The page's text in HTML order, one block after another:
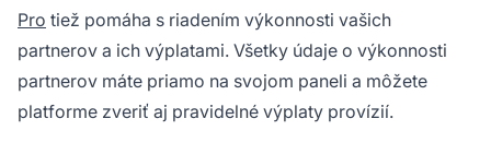
Pro tiež pomáha s riadením výkonnosti vašich
partnerov a ich výplatami. Všetky údaje o výkonnosti
partnerov máte priamo na svojom paneli a môžete
platforme zveriť aj pravidelné výplaty provízií.